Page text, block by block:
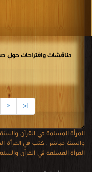
مناقشات واقتراحات حول
|<
«
المرأة المسلمة في القرآن والسنة
والسنة مباشر , كتب في المرأة
المرأة المسلمة في القرآن والسنة